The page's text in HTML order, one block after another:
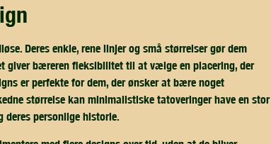
Deres enkle, rene linjer og små størrelser gør dem
giver bæreren fleksibilitet til at vælge en placering, der
er perfekte for dem, der ønsker at bære noget
størrelse kan minimalistiske tatoveringer have en stor
personlige historie.